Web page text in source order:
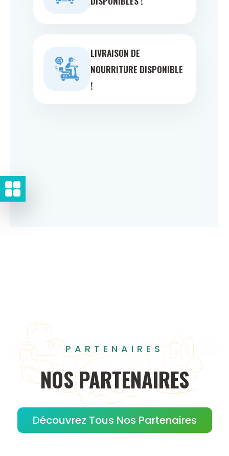
LIVRAISON DE
NOURRITURE DISPONIBLE
!
PARTENAIRES
NOS PARTENAIRES
Découvrez Tous Nos Partenaires